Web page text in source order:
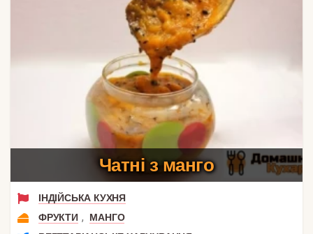
Чатні з манго
ІНДІЙСЬКА КУХНЯ
ФРУКТИ ,
МАНГО